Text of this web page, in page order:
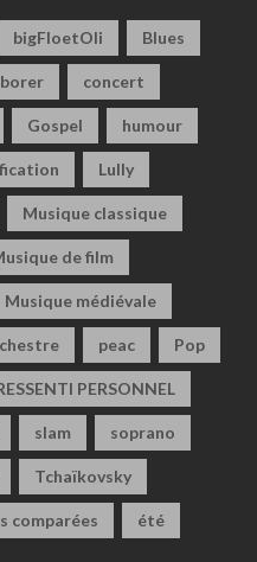
bigFloetOli Blues
concert
Gospel humour
Lully
Musique classique
de film
Musique médiévale
peac Pop
PERSONNEL
slam soprano
Tchaïkovsky
comparées été